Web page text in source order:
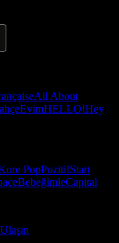
All About
EvimHELLO!Hey
PopPozitifStart
BebeğimleCapital